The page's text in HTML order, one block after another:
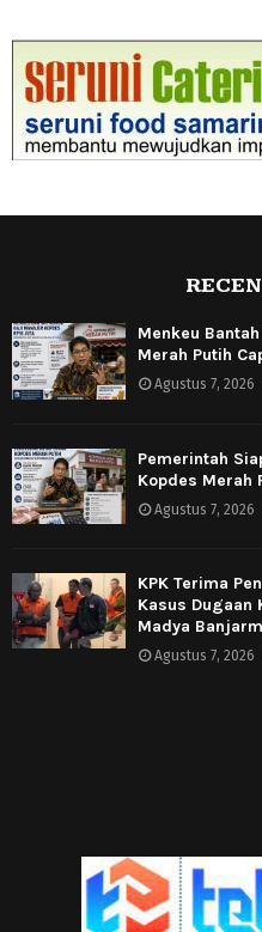
Menkeu
Merah Putih
Agustus 7, 2026
Pemerintah
Kopdes Merah
Agustus 7, 2026
KPK Terima
Kasus Dugaan
Madya
Agustus 7, 2026